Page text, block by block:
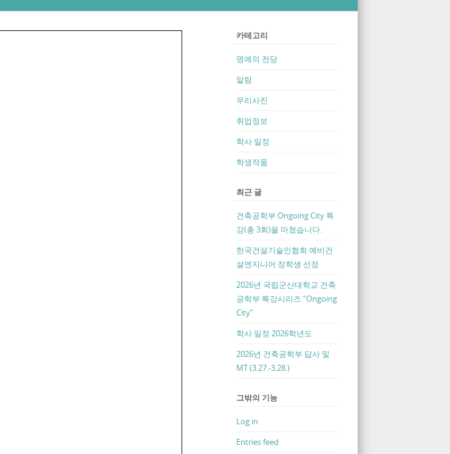
카테고리
명예의 전당
알림
우리사진
취업정보
학사 일정
학생작품
최근 글
건축공학부 Ongoing City 특
강(총 3회)을 마쳤습니다.
한국건설기술인협회 예비건
설엔지니어 장학생 선정
2026년 국립군산대학교 건축
공학부 특강시리즈 “Ongoing
City”
학사 일정 2026학년도
2026년 건축공학부 답사 및
MT (3.27.-3.28.)
그밖의 기능
Log in
Entries feed